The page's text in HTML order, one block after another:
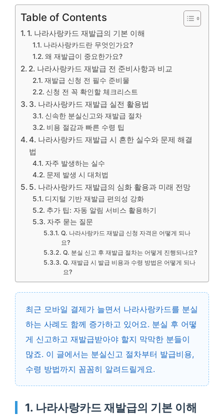
Table of Contents
1. 나라사랑카드 재발급의 기본 이해
나라사랑카드란 무엇인가요?
왜 재발급이 중요한가요?
2. 나라사랑카드 재발급 전 준비사항과 비교
재발급 신청 전 필수 준비물
신청 전 꼭 확인할 체크리스트
3. 나라사랑카드 재발급 실전 활용법
신속한 분실신고와 재발급 절차
비용 절감과 빠른 수령 팁
4. 나라사랑카드 재발급 시 흔한 실수와 문제 해결
법
자주 발생하는 실수
문제 발생 시 대처법
5. 나라사랑카드 재발급의 심화 활용과 미래 전망
디지털 기반 재발급 편의성 강화
추가 팁: 자동 알림 서비스 활용하기
자주 묻는 질문
Q. 나라사랑카드 재발급 신청 자격은 어떻게 되나
요?
Q. 분실 신고 후 재발급 절차는 어떻게 진행되나요?
Q. 재발급 시 발급 비용과 수령 방법은 어떻게 되나
요?
최근 모바일 결제가 늘면서 나라사랑카드를 분실
하는 사례도 함께 증가하고 있어요. 분실 후 어떻
게 신고하고 재발급받아야 할지 막막한 분들이
많죠. 이 글에서는 분실신고 절차부터 발급비용,
수령 방법까지 꼼꼼히 알려드릴게요.
1. 나라사랑카드 재발급의 기본 이해